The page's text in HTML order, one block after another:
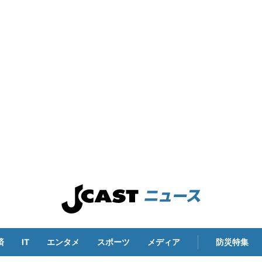
IT エンタメ スポーツ メディア 防災特集